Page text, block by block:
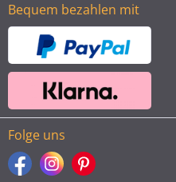
Bequem bezahlen mit
Folge uns